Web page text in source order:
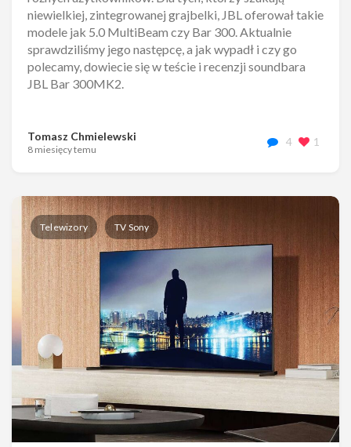
niewielkiej, zintegrowanej grajbelki, JBL oferował takie
modele jak 5.0 MultiBeam czy Bar 300. Aktualnie
sprawdziliśmy jego następcę, a jak wypadł i czy go
polecamy, dowiecie się w teście i recenzji soundbara
JBL Bar 300MK2.
Tomasz Chmielewski
8 miesięcy temu
4 1
Telewizory TV Sony